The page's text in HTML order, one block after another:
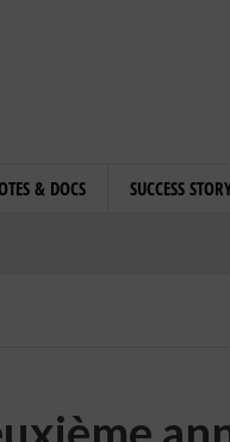
& DOCS SUCCESS